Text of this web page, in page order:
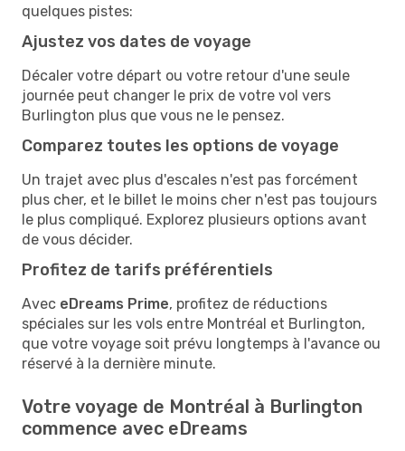
quelques pistes:
Ajustez vos dates de voyage
Décaler votre départ ou votre retour d'une seule
journée peut changer le prix de votre vol vers
Burlington plus que vous ne le pensez.
Comparez toutes les options de voyage
Un trajet avec plus d'escales n'est pas forcément
plus cher, et le billet le moins cher n'est pas toujours
le plus compliqué. Explorez plusieurs options avant
de vous décider.
Profitez de tarifs préférentiels
Avec eDreams Prime, profitez de réductions
spéciales sur les vols entre Montréal et Burlington,
que votre voyage soit prévu longtemps à l'avance ou
réservé à la dernière minute.
Votre voyage de Montréal à Burlington
commence avec eDreams